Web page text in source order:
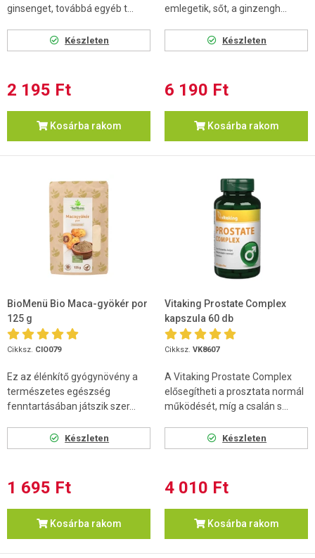
ginsenget, továbbá egyéb t...
Készleten
2 195 Ft
Kosárba rakom
emlegetik, sőt, a ginzengh...
Készleten
6 190 Ft
Kosárba rakom
BioMenü Bio Maca-gyökér por
125 g
Cikksz. CIO079
Ez az élénkítő gyógynövény a
természetes egészség
fenntartásában játszik szer...
Készleten
1 695 Ft
Kosárba rakom
Vitaking Prostate Complex
kapszula 60 db
Cikksz. VK8607
A Vitaking Prostate Complex
elősegítheti a prosztata normál
működését, míg a csalán s...
Készleten
4 010 Ft
Kosárba rakom